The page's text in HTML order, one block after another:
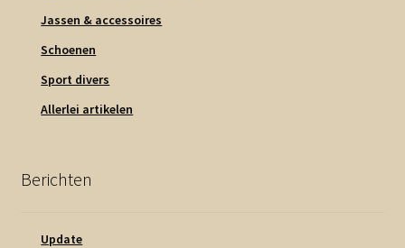
Jassen & accessoires
Schoenen
Sport divers
Allerlei artikelen
Berichten
Update